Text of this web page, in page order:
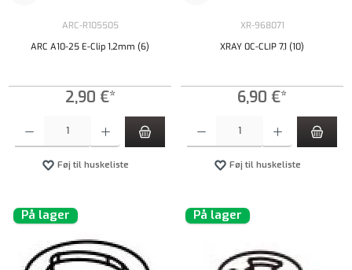
ARC-R105505
ARC A10-25 E-Clip 1,2mm (6)
2,90 €*
Føj til huskeliste
XR-968071
XRAY 0C-CLIP 7,1 (10)
6,90 €*
Føj til huskeliste
På lager På lager